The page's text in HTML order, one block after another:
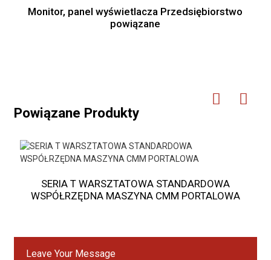
Monitor, panel wyświetlacza Przedsiębiorstwo
powiązane
Powiązane Produkty
SERIA T WARSZTATOWA STANDARDOWA
WSPÓŁRZĘDNA MASZYNA CMM PORTALOWA
Leave Your Message